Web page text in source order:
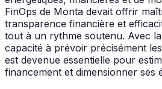
FinOps de Monta devait offrir
transparence financière et
tout à un rythme soutenu. Avec
capacité à prévoir précisément
est devenue essentielle pour
financement et dimensionner ses